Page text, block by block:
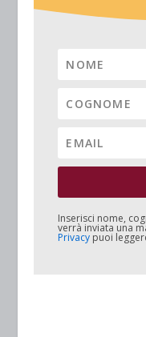
Inserisci nome,
verrà inviata una
Privacy puoi